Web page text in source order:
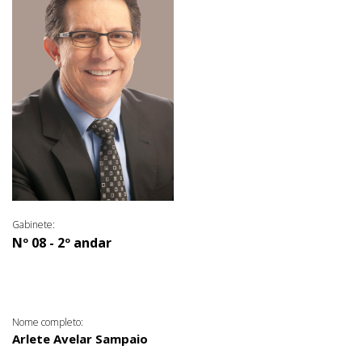
Gabinete:
Nº 08 - 2º andar
Nome completo:
Arlete Avelar Sampaio